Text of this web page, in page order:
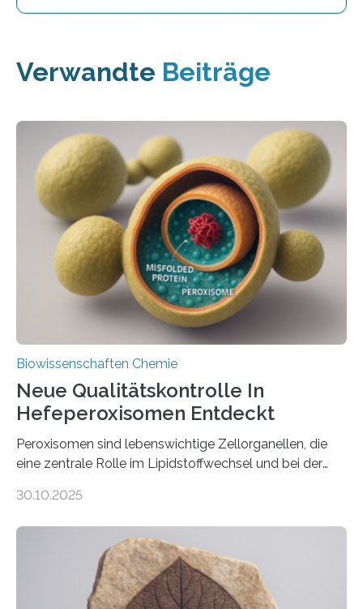
Verwandte Beiträge
Biowissenschaften Chemie
Neue Qualitätskontrolle In
Hefeperoxisomen Entdeckt
Peroxisomen sind lebenswichtige Zellorganellen, die
eine zentrale Rolle im Lipidstoffwechsel und bei der
erfüllen können, müssen zahlreiche Enzyme präzise in
der Ruhr-Universität Bochum um Prof. Dr. Ralf Erdmann
und Dr. Ismaila Francis Yusuf hat nun einen bislang
unbekannten Qualitätskontrollmechanismus des
peroxisomalen Proteintransports in der Bäckerhefe
30.10.2025